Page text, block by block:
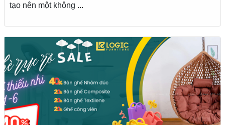
tạo nên một không ...